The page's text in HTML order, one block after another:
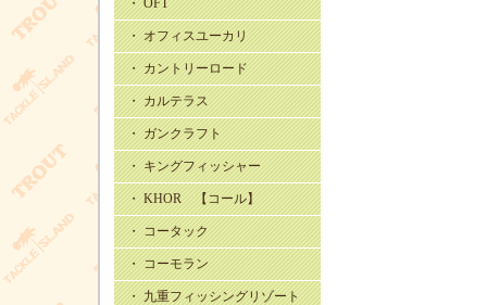
・ OFT
・ オフィスユーカリ
・ カントリーロード
・ カルテラス
・ ガンクラフト
・ キングフィッシャー
・ KHOR 【コール】
・ コータック
・ コーモラン
・ 九重フィッシングリゾート